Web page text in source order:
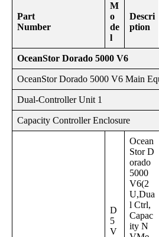
Part
Number
M
o
de
l
Descri
ption
OceanStor Dorado 5000 V6
OceanStor Dorado 5000 V6 Main
Dual-Controller Unit 1
Capacity Controller Enclosure
D
5
V
Ocean
Stor D
orado
5000
V6(2
U,Dua
l Ctrl,
Capac
ity N